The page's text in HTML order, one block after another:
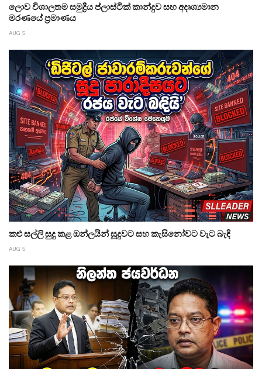
ලොව විශාලතම සමුද්‍රීය ප්ලාස්ටික් කාන්දුව සහ අදෘශ්‍යමාන
මරණයේ ප්‍රමාණය
AUG 5
කළු සල්ලි සුදු කළ ඔන්ලයින් සූදුවට සහ කැසිනෝවට වැට බැඳි
AUG 5